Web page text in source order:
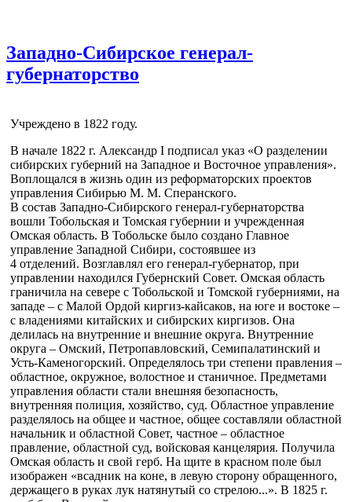
Западно-Сибирское генерал-
губернаторство
Учреждено в 1822 году.
В начале 1822 г. Александр I подписал указ «О разделении
сибирских губерний на Западное и Восточное управления».
Воплощался в жизнь один из реформаторских проектов
управления Сибирью М. М. Сперанского.
В состав Западно-Сибирского генерал-губернаторства
вошли Тобольская и Томская губернии и учрежденная
Омская область. В Тобольске было создано Главное
управление Западной Сибири, состоявшее из
4 отделений. Возглавлял его генерал-губернатор, при
управлении находился Губернский Совет. Омская область
граничила на севере с Тобольской и Томской губерниями, на
западе – с Малой Ордой киргиз-кайсаков, на юге и востоке –
с владениями китайских и сибирских киргизов. Она
делилась на внутренние и внешние округа. Внутренние
округа – Омский, Петропавловский, Семипалатинский и
Усть-Каменогорский. Определялось три степени правления –
областное, окружное, волостное и станичное. Предметами
управления области стали внешняя безопасность,
внутренняя полиция, хозяйство, суд. Областное управление
разделялось на общее и частное, общее составляли областной
начальник и областной Совет, частное – областное
правление, областной суд, войсковая канцелярия. Получила
Омская область и свой герб. На щите в красном поле был
изображен «всадник на коне, в левую сторону обращенного,
держащего в руках лук натянутый со стрелою...». В 1825 г.